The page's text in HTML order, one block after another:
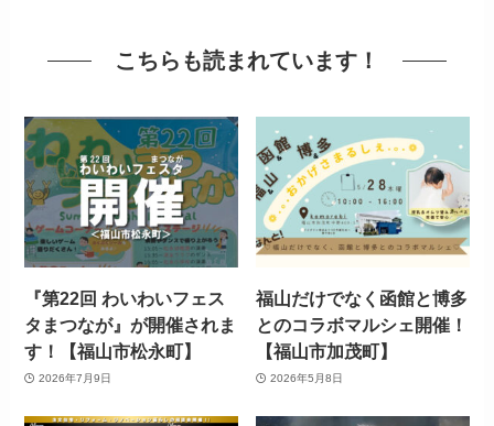
こちらも読まれています！
『第22回 わいわいフェス
タまつなが』が開催されま
す！【福山市松永町】
2026年7月9日
福山だけでなく函館と博多
とのコラボマルシェ開催！
【福山市加茂町】
2026年5月8日